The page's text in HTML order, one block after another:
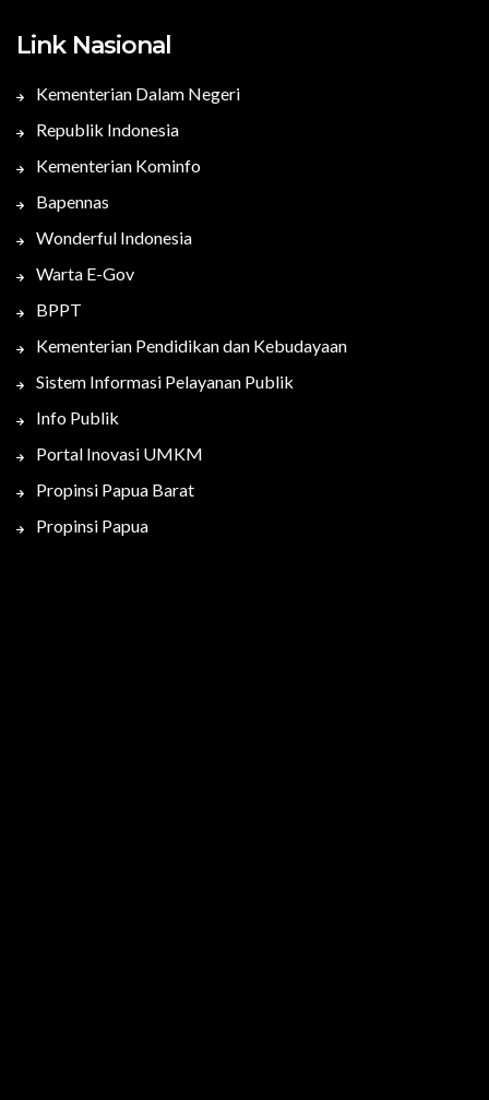
Link Nasional
Kementerian Dalam Negeri
Republik Indonesia
Kementerian Kominfo
Bapennas
Wonderful Indonesia
Warta E-Gov
BPPT
Kementerian Pendidikan dan Kebudayaan
Sistem Informasi Pelayanan Publik
Info Publik
Portal Inovasi UMKM
Propinsi Papua Barat
Propinsi Papua